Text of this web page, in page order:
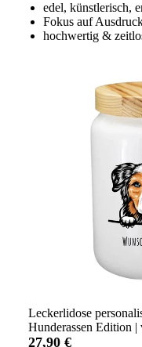
edel, künstlerisch,
Fokus auf
hochwertig &
Leckerlidose
Hunderassen Edition
27,90 €